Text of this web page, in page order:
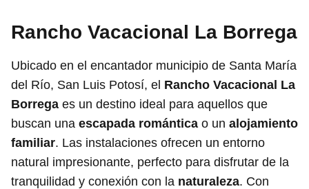
Rancho Vacacional La Borrega
Ubicado en el encantador municipio de Santa María
del Río, San Luis Potosí, el Rancho Vacacional La
Borrega es un destino ideal para aquellos que
buscan una escapada romántica o un alojamiento
familiar. Las instalaciones ofrecen un entorno
natural impresionante, perfecto para disfrutar de la
tranquilidad y conexión con la naturaleza. Con